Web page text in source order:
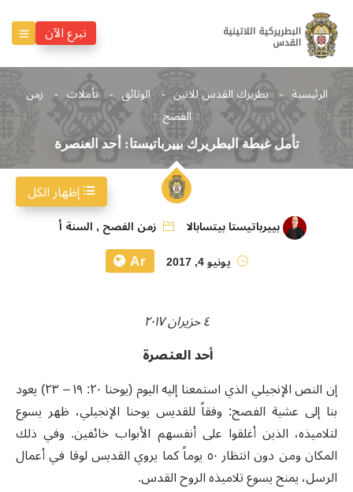
تبرع الآن
الرئيسية بطريرك القدس للاتين الوثائق تأملات
زمن
الفصح
تأمل غبطة البطريرك بييرباتيستا: أحد العنصرة
بييرباتيستا بيتسابالا زمن الفصح , السنة أ
يونيو 4, 2017
Ar
٤ حزيران ٢٠١٧
أحد العنصرة
إن النص الإنجيلي الذي استمعنا إليه اليوم (يوحنا ٢٠: ١٩ – ٢٣) يعود
بنا إلى عشية الفصح: وفقاً للقديس يوحنا الإنجيلي، ظهر يسوع
لتلاميذه، الذين أغلقوا على أنفسهم الأبواب خائفين. وفي ذلك
المكان ومن دون انتظار ٥٠ يوماً كما يروي القديس لوقا في أعمال
الرسل، يمنح يسوع تلاميذه الروح القدس.
إظهار الكل